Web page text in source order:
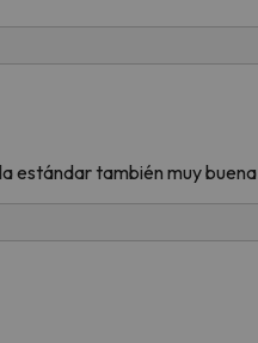
estándar también muy